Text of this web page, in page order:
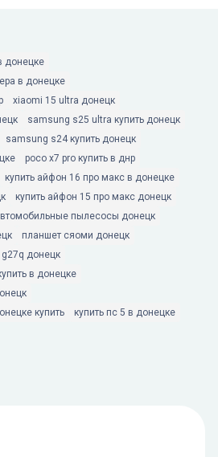
донецке
в донецке
xiaomi 15 ultra донецк
samsung s25 ultra купить донецк
samsung s24 купить донецк
poco x7 pro купить в днр
купить айфон 16 про макс в донецке
купить айфон 15 про макс донецк
пылесосы донецк
планшет сяоми донецк
g27q донецк
в донецке
купить
купить пс 5 в донецке